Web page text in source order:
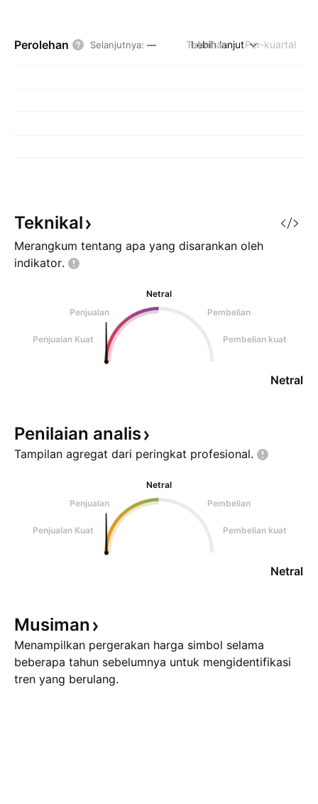
Perolehan Selanjutnya: — Tahunan Per-kuartal
Lebih lanjut
Teknikal
Merangkum tentang apa yang disarankan oleh
indikator.
Netral
Penjualan
Pembelian
Penjualan Kuat Pembelian kuat
Netral
Penilaian analis
Tampilan agregat dari peringkat profesional.
Netral
Penjualan
Pembelian
Penjualan Kuat Pembelian kuat
Netral
Musiman
Menampilkan pergerakan harga simbol selama
beberapa tahun sebelumnya untuk mengidentifikasi
tren yang berulang.